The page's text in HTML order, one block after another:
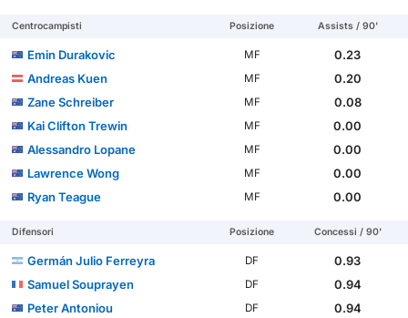
Centrocampisti Posizione Assists / 90'
Emin Durakovic MF
0.23
Andreas Kuen
MF
0.20
Zane Schreiber
MF
0.08
Kai Clifton Trewin
MF
0.00
Alessandro Lopane
MF
0.00
Lawrence Wong
MF
0.00
Ryan Teague
MF 0.00
Difensori Posizione Concessi / 90'
Germán Julio Ferreyra DF
0.93
Samuel Souprayen
DF
0.94
Peter Antoniou
DF
0.94